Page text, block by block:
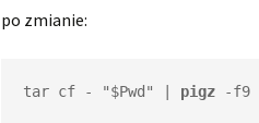
po zmianie:
tar cf - "$Pwd" | pigz -f9